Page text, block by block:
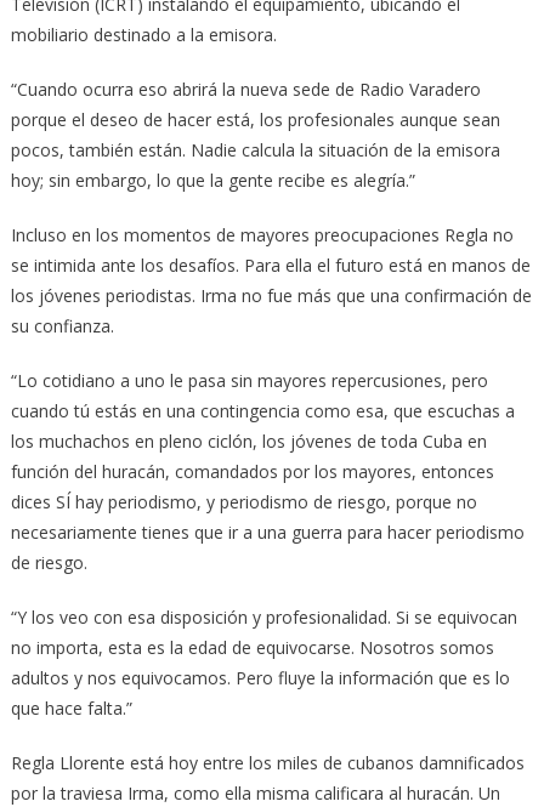
Televisión (ICRT) instalando el equipamiento, ubicando el
mobiliario destinado a la emisora.
“Cuando ocurra eso abrirá la nueva sede de Radio Varadero
porque el deseo de hacer está, los profesionales aunque sean
pocos, también están. Nadie calcula la situación de la emisora
hoy; sin embargo, lo que la gente recibe es alegría.”
Incluso en los momentos de mayores preocupaciones Regla no
se intimida ante los desafíos. Para ella el futuro está en manos de
los jóvenes periodistas. Irma no fue más que una confirmación de
su confianza.
“Lo cotidiano a uno le pasa sin mayores repercusiones, pero
cuando tú estás en una contingencia como esa, que escuchas a
los muchachos en pleno ciclón, los jóvenes de toda Cuba en
función del huracán, comandados por los mayores, entonces
dices SÍ hay periodismo, y periodismo de riesgo, porque no
necesariamente tienes que ir a una guerra para hacer periodismo
de riesgo.
“Y los veo con esa disposición y profesionalidad. Si se equivocan
no importa, esta es la edad de equivocarse. Nosotros somos
adultos y nos equivocamos. Pero fluye la información que es lo
que hace falta.”
Regla Llorente está hoy entre los miles de cubanos damnificados
por la traviesa Irma, como ella misma calificara al huracán. Un